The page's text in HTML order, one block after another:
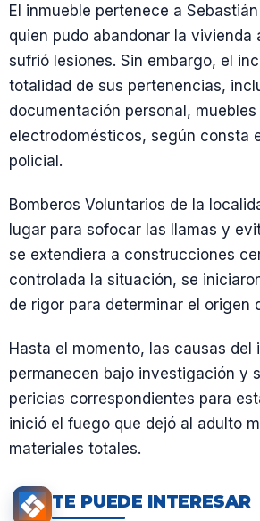
El inmueble pertenece a
quien pudo abandonar la vivienda
sufrió lesiones. Sin embargo, el
totalidad de sus pertenencias,
documentación personal, muebles
electrodomésticos, según consta
policial.
Bomberos Voluntarios de la
lugar para sofocar las llamas y
se extendiera a construcciones
controlada la situación, se
de rigor para determinar el origen
Hasta el momento, las causas del
permanecen bajo investigación y
pericias correspondientes para
inició el fuego que dejó al adulto
materiales totales.
TE PUEDE INTERESAR